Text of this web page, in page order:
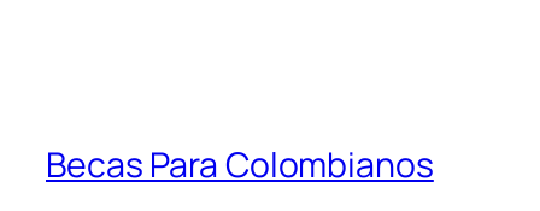
Becas Para Colombianos